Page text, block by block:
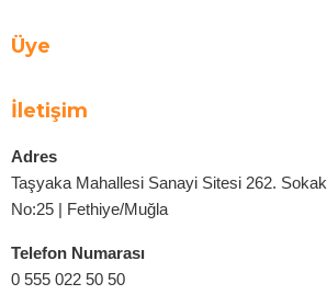
Üye
İletişim
Adres
Taşyaka Mahallesi Sanayi Sitesi 262. Sokak
No:25 | Fethiye/Muğla
Telefon Numarası
0 555 022 50 50